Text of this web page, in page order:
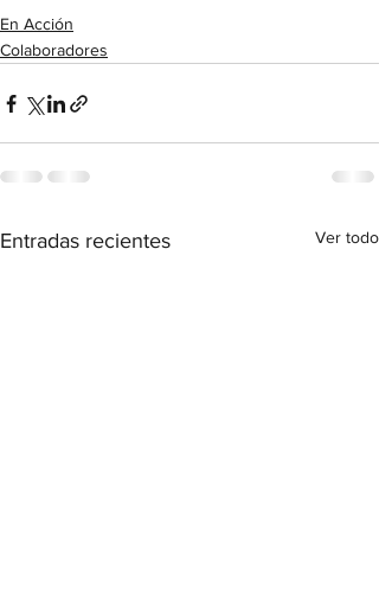
En Acción
Colaboradores
Entradas recientes Ver todo